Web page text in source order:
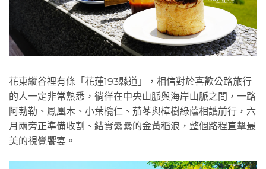
花東縱谷裡有條「花蓮193縣道」，相信對於喜歡公路旅行
的人一定非常熟悉，徜徉在中央山脈與海岸山脈之間，一路
阿勃勒、鳳凰木、小葉欖仁、茄苳與樟樹綠蔭相護前行，六
月兩旁正準備收割、結實纍纍的金黃稻浪，整個路程直擊最
美的視覺饗宴。